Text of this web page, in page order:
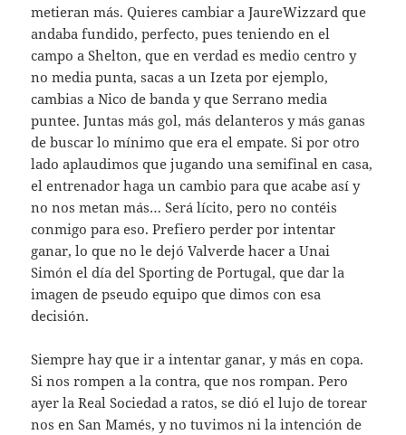
metieran más. Quieres cambiar a JaureWizzard que
andaba fundido, perfecto, pues teniendo en el
campo a Shelton, que en verdad es medio centro y
no media punta, sacas a un Izeta por ejemplo,
cambias a Nico de banda y que Serrano media
puntee. Juntas más gol, más delanteros y más ganas
de buscar lo mínimo que era el empate. Si por otro
lado aplaudimos que jugando una semifinal en casa,
el entrenador haga un cambio para que acabe así y
no nos metan más… Será lícito, pero no contéis
conmigo para eso. Prefiero perder por intentar
ganar, lo que no le dejó Valverde hacer a Unai
Simón el día del Sporting de Portugal, que dar la
imagen de pseudo equipo que dimos con esa
decisión.
Siempre hay que ir a intentar ganar, y más en copa.
Si nos rompen a la contra, que nos rompan. Pero
ayer la Real Sociedad a ratos, se dió el lujo de torear
nos en San Mamés, y no tuvimos ni la intención de